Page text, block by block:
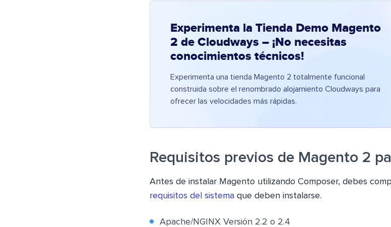
Experimenta la Tienda Demo Magento
2 de Cloudways – ¡No necesitas
conocimientos técnicos!
Experimenta una tienda Magento 2 totalmente funcional
construida sobre el renombrado alojamiento Cloudways para
ofrecer las velocidades más rápidas.
Requisitos previos de Magento 2
Antes de instalar Magento utilizando Composer, debes
requisitos del sistema que deben instalarse.
Apache/NGINX Versión 2.2 o 2.4